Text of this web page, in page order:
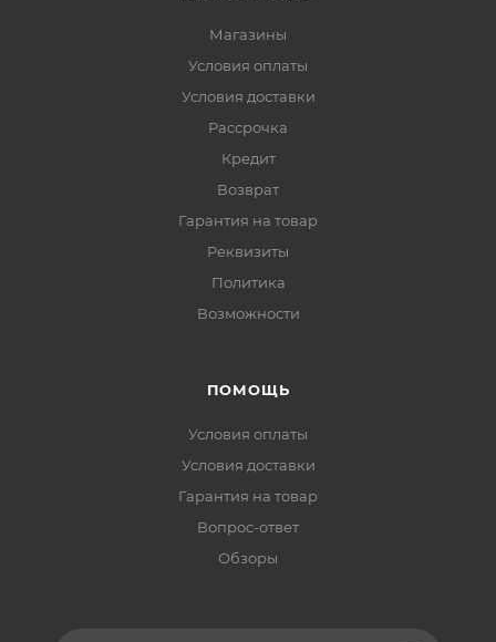
Магазины
Условия оплаты
Условия доставки
Рассрочка
Кредит
Возврат
Гарантия на товар
Реквизиты
Политика
Возможности
ПОМОЩЬ
Условия оплаты
Условия доставки
Гарантия на товар
Вопрос-ответ
Обзоры